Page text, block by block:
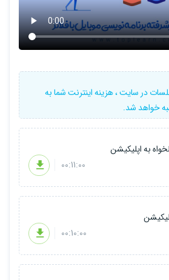
در سایت ، هزینه اینترنت شما به
خواهد شد.
به اپلیکیشن
00:11:00
00:10:00